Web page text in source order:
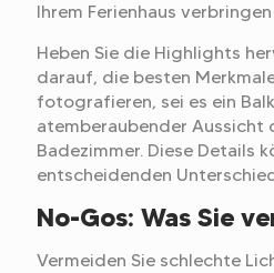
Ihrem Ferienhaus
Heben Sie die Highlights
darauf, die besten
fotografieren, sei es ein
atemberaubender Aussicht
Badezimmer. Diese Details
entscheidenden
No-Gos: Was Sie
Vermeiden Sie schlechte